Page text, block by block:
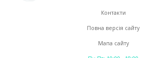
Контакти
Повна версія сайту
Мапа сайту